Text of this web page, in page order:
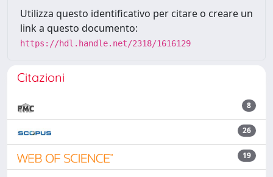
Utilizza questo identificativo per citare o creare un
link a questo documento:
https://hdl.handle.net/2318/1616129
Citazioni
8
26
19